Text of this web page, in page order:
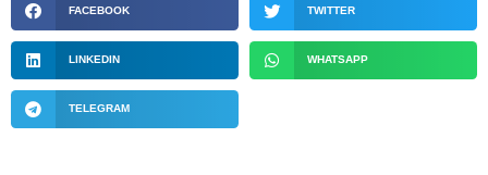
FACEBOOK TWITTER
LINKEDIN WHATSAPP
TELEGRAM